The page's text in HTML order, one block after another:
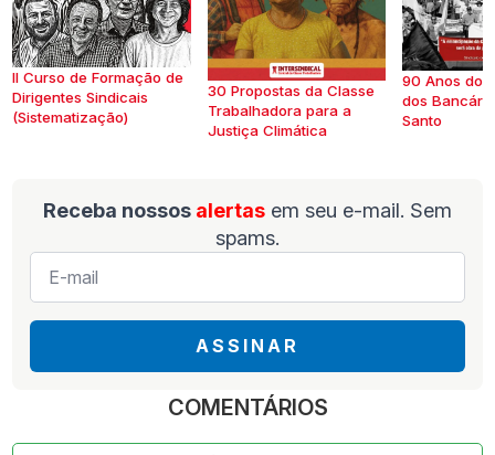
II Curso de Formação de
Dirigentes Sindicais
(Sistematização)
30 Propostas da Classe
Trabalhadora para a
Justiça Climática
90 Anos do
dos
Santo
Receba nossos alertas em seu e-mail. Sem
spams.
E-
mail
ASSINAR
COMENTÁRIOS